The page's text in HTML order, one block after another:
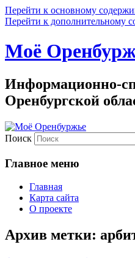
Перейти к основному
Перейти к дополнительному
Моё
Информационно-
Оренбургской
Поиск
Главное меню
Главная
Карта сайта
О проекте
Архив метки: